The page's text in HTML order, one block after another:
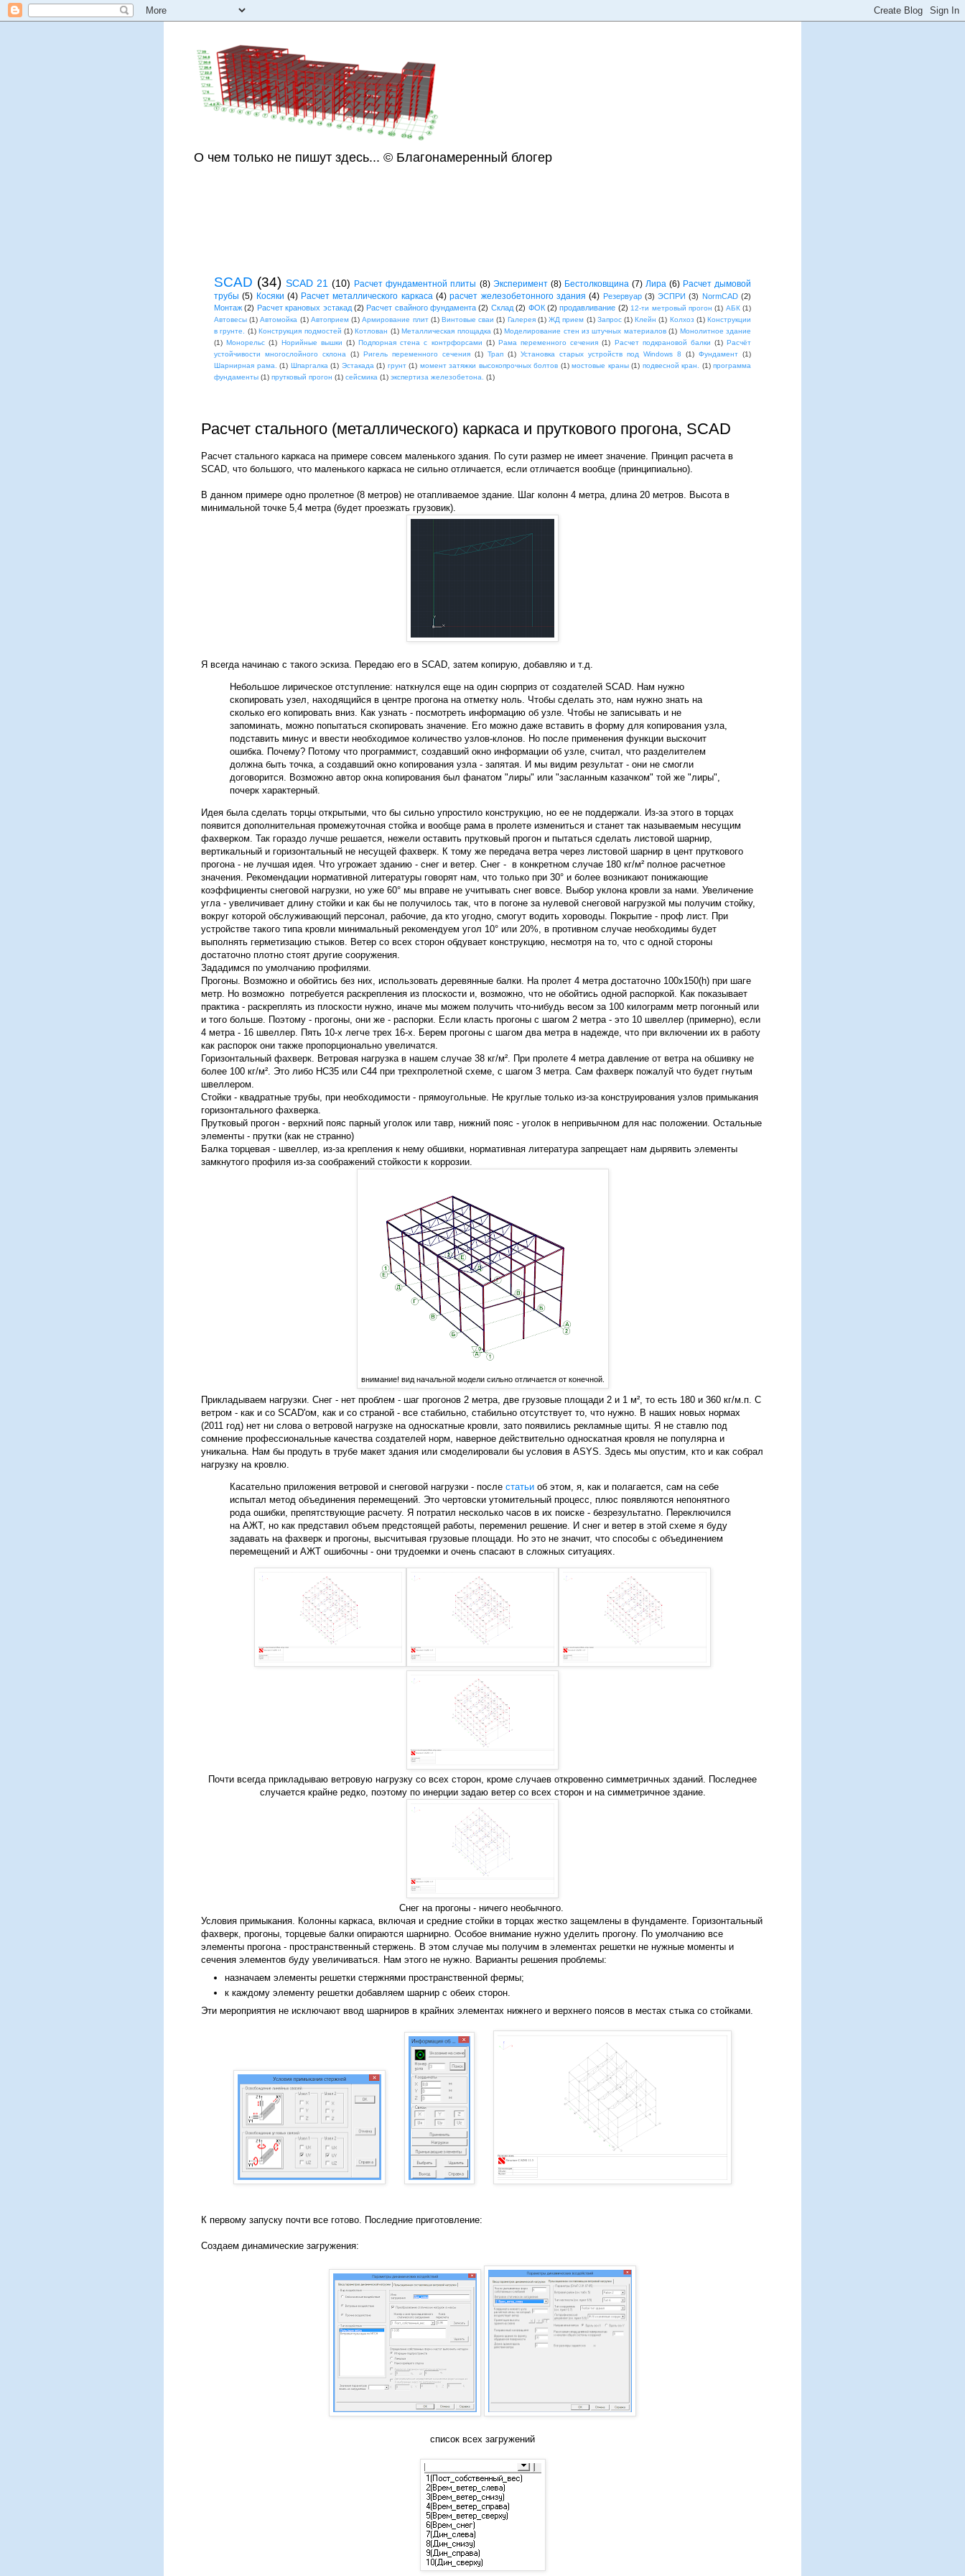
О чем только не пишут здесь... © Благонамеренный блогер
SCAD (34) SCAD 21 (10) Расчет фундаментной плиты (8) Эксперимент (8) Бестолковщина (7) Лира (6) Расчет дымовой
трубы (5) Косяки (4) Расчет металлического каркаса (4) расчет железобетонного здания (4) Резервуар (3) ЭСПРИ (3) NormCAD (2)
Монтаж (2) Расчет крановых эстакад (2) Расчет свайного фундамента (2) Склад (2) ФОК (2) продавливание (2) 12-ти метровый прогон (1) АБК (1)
Автовесы (1) Автомойка (1) Автоприем (1) Армирование плит (1) Винтовые сваи (1) Галерея (1) ЖД прием (1) Запрос (1) Клейн (1) Колхоз (1) Конструкции
в грунте.
(1) Конструкция подмостей (1) Котлован (1) Металлическая площадка (1) Моделирование стен из штучных материалов (1) Монолитное здание
(1) Монорельс (1) Норийные вышки (1) Подпорная стена с контрфорсами (1) Рама переменного сечения (1) Расчет подкрановой балки (1) Расчёт
устойчивости многослойного склона
(1) Ригель переменного сечения (1) Трап (1) Установка старых устройств под Windows 8 (1) Фундамент (1)
Шарнирная рама.
(1) Шпаргалка (1) Эстакада (1) грунт (1) момент затяжки высокопрочных болтов (1) мостовые краны (1) подвесной кран. (1) программа
фундаменты (1) прутковый прогон (1) сейсмика (1) экспертиза железобетона. (1)
Расчет стального (металлического) каркаса и пруткового прогона, SCAD
Расчет стального каркаса на примере совсем маленького здания. По сути размер не имеет значение. Принцип расчета в
SCAD, что большого, что маленького каркаса не сильно отличается, если отличается вообще (принципиально).
В данном примере одно пролетное (8 метров) не отапливаемое здание. Шаг колонн 4 метра, длина 20 метров. Высота в
минимальной точке 5,4 метра (будет проезжать грузовик).
Я всегда начинаю с такого эскиза. Передаю его в SCAD, затем копирую, добавляю и т.д.
Небольшое лирическое отступление: наткнулся еще на один сюрприз от создателей SCAD. Нам нужно
скопировать узел, находящийся в центре прогона на отметку ноль. Чтобы сделать это, нам нужно знать на
сколько его копировать вниз. Как узнать - посмотреть информацию об узле. Чтобы не записывать и не
запоминать, можно попытаться скопировать значение. Его можно даже вставить в форму для копирования узла,
подставить минус и ввести необходимое количество узлов-клонов. Но после применения функции выскочит
ошибка. Почему? Потому что программист, создавший окно информации об узле, считал, что разделителем
должна быть точка, а создавший окно копирования узла - запятая. И мы видим результат - они не смогли
договорится. Возможно автор окна копирования был фанатом "лиры" или "засланным казачком" той же "лиры",
почерк характерный.
Идея была сделать торцы открытыми, что бы сильно упростило конструкцию, но ее не поддержали. Из-за этого в торцах
появится дополнительная промежуточная стойка и вообще рама в пролете измениться и станет так называемым несущим
фахверком. Так гораздо лучше решается, нежели оставить прутковый прогон и пытаться сделать листовой шарнир,
вертикальный и горизонтальный не несущей фахверк. К тому же передача ветра через листовой шарнир в цент пруткового
прогона - не лучшая идея. Что угрожает зданию - снег и ветер. Снег - в конкретном случае 180 кг/м² полное расчетное
значения. Рекомендации нормативной литературы говорят нам, что только при 30° и более возникают понижающие
коэффициенты снеговой нагрузки, но уже 60° мы вправе не учитывать снег вовсе. Выбор уклона кровли за нами. Увеличение
угла - увеличивает длину стойки и как бы не получилось так, что в погоне за нулевой снеговой нагрузкой мы получим стойку,
вокруг которой обслуживающий персонал, рабочие, да кто угодно, смогут водить хороводы. Покрытие - проф лист. При
устройстве такого типа кровли минимальный рекомендуем угол 10° или 20%, в противном случае необходимы будет
выполнять герметизацию стыков. Ветер со всех сторон обдувает конструкцию, несмотря на то, что с одной стороны
достаточно плотно стоят другие сооружения.
Зададимся по умолчанию профилями.
Прогоны. Возможно и обойтись без них, использовать деревянные балки. На пролет 4 метра достаточно 100x150(h) при шаге
метр. Но возможно потребуется раскрепления из плоскости и, возможно, что не обойтись одной распоркой. Как показывает
практика - раскреплять из плоскости нужно, иначе мы можем получить что-нибудь весом за 100 килограмм метр погонный или
и того больше. Поэтому - прогоны, они же - распорки. Если класть прогоны с шагом 2 метра - это 10 швеллер (примерно), если
4 метра - 16 швеллер. Пять 10-х легче трех 16-х. Берем прогоны с шагом два метра в надежде, что при включении их в работу
как распорок они также пропорционально увеличатся.
Горизонтальный фахверк. Ветровая нагрузка в нашем случае 38 кг/м². При пролете 4 метра давление от ветра на обшивку не
более 100 кг/м². Это либо НС35 или С44 при трехпролетной схеме, с шагом 3 метра. Сам фахверк пожалуй что будет гнутым
швеллером.
Стойки - квадратные трубы, при необходимости - прямоугольные. Не круглые только из-за конструирования узлов примыкания
горизонтального фахверка.
Прутковый прогон - верхний пояс парный уголок или тавр, нижний пояс - уголок в непривычном для нас положении. Остальные
элементы - прутки (как не странно)
Балка торцевая - швеллер, из-за крепления к нему обшивки, нормативная литература запрещает нам дырявить элементы
замкнутого профиля из-за соображений стойкости к коррозии.
внимание! вид начальной модели сильно отличается от конечной.
Прикладываем нагрузки. Снег - нет проблем - шаг прогонов 2 метра, две грузовые площади 2 и 1 м², то есть 180 и 360 кг/м.п. С
ветром - как и со SCAD'ом, как и со страной - все стабильно, стабильно отсутствует то, что нужно. В наших новых нормах
(2011 год) нет ни слова о ветровой нагрузке на односкатные кровли, зато появились рекламные щиты. Я не ставлю под
сомнение профессиональные качества создателей норм, наверное действительно односкатная кровля не популярна и
уникальна. Нам бы продуть в трубе макет здания или смоделировали бы условия в ASYS. Здесь мы опустим, кто и как собрал
нагрузку на кровлю.
Касательно приложения ветровой и снеговой нагрузки - после статьи об этом, я, как и полагается, сам на себе
испытал метод объединения перемещений. Это чертовски утомительный процесс, плюс появляются непонятного
рода ошибки, препятствующие расчету. Я потратил несколько часов в их поиске - безрезультатно. Переключился
на АЖТ, но как представил объем предстоящей работы, переменил решение. И снег и ветер в этой схеме я буду
задавать на фахверк и прогоны, высчитывая грузовые площади. Но это не значит, что способы с объединением
перемещений и АЖТ ошибочны - они трудоемки и очень спасают в сложных ситуациях.
Почти всегда прикладываю ветровую нагрузку со всех сторон, кроме случаев откровенно симметричных зданий. Последнее
случается крайне редко, поэтому по инерции задаю ветер со всех сторон и на симметричное здание.
Снег на прогоны - ничего необычного.
Условия примыкания. Колонны каркаса, включая и средние стойки в торцах жестко защемлены в фундаменте. Горизонтальный
фахверк, прогоны, торцевые балки опираются шарнирно. Особое внимание нужно уделить прогону. По умолчанию все
элементы прогона - пространственный стержень. В этом случае мы получим в элементах решетки не нужные моменты и
сечения элементов буду увеличиваться. Нам этого не нужно. Варианты решения проблемы:
назначаем элементы решетки стержнями пространственной фермы;
к каждому элементу решетки добавляем шарнир с обеих сторон.
Эти мероприятия не исключают ввод шарниров в крайних элементах нижнего и верхнего поясов в местах стыка со стойками.
К первому запуску почти все готово. Последние приготовление:
Создаем динамические загружения:
список всех загружений